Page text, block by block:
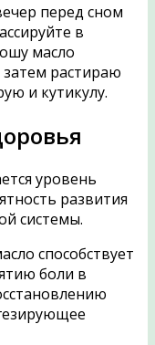
перед сном
в
масло
растираю
и кутикулу.
уровень
развития
системы.
способствует
боли в